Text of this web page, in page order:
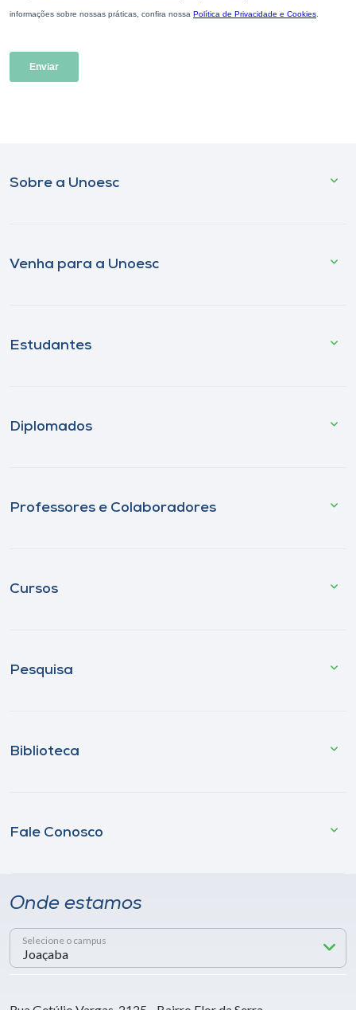
Sobre a Unoesc
Venha para a Unoesc
Estudantes
Diplomados
Professores e Colaboradores
Cursos
Pesquisa
Biblioteca
Fale Conosco
Onde estamos
Selecione o campus